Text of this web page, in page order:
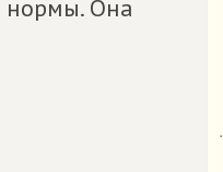
нормы. Она
˙